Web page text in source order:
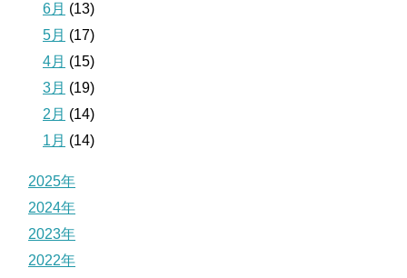
6月 (13)
5月 (17)
4月 (15)
3月 (19)
2月 (14)
1月 (14)
2025年
2024年
2023年
2022年